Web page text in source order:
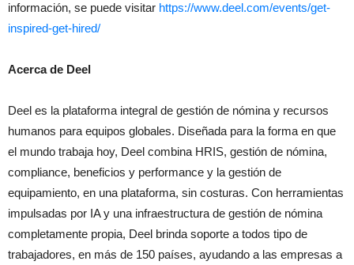
información, se puede visitar https://www.deel.com/events/get-
inspired-get-hired/
Acerca de Deel
Deel es la plataforma integral de gestión de nómina y recursos
humanos para equipos globales. Diseñada para la forma en que
el mundo trabaja hoy, Deel combina HRIS, gestión de nómina,
compliance, beneficios y performance y la gestión de
equipamiento, en una plataforma, sin costuras. Con herramientas
impulsadas por IA y una infraestructura de gestión de nómina
completamente propia, Deel brinda soporte a todos tipo de
trabajadores, en más de 150 países, ayudando a las empresas a